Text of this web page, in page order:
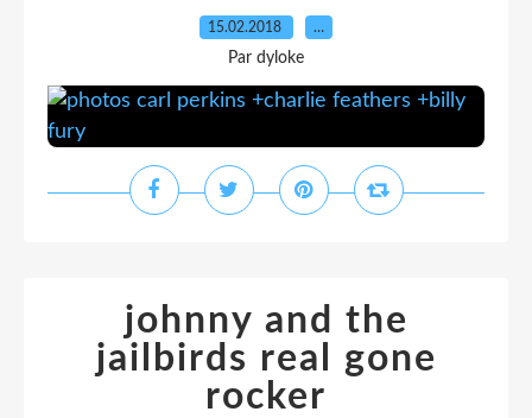
15.02.2018 …
Par dyloke
johnny and the
jailbirds real gone
rocker